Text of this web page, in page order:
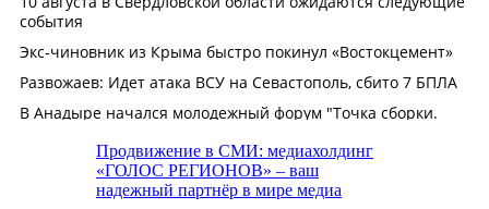
Продвижение в СМИ: медиахолдинг
«ГОЛОС РЕГИОНОВ» – ваш
надежный партнёр в мире медиа